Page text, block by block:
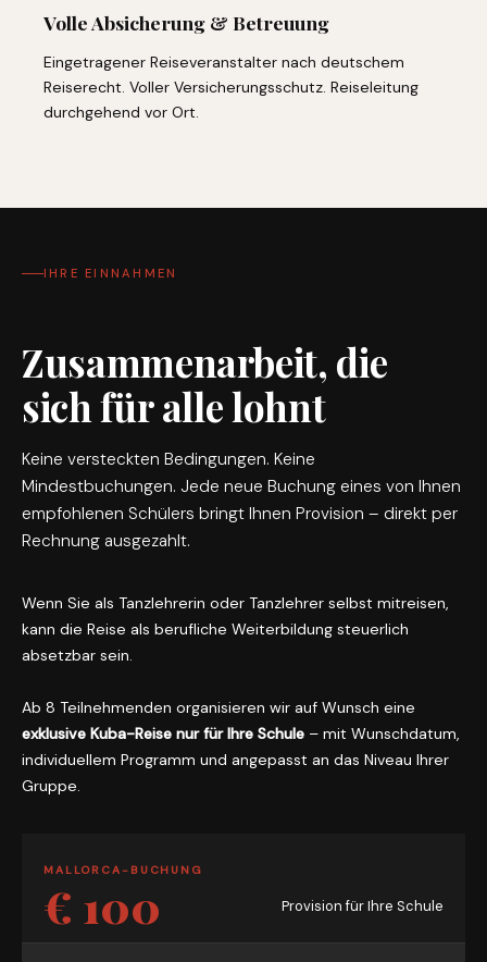
Volle Absicherung & Betreuung
Eingetragener Reiseveranstalter nach deutschem
Reiserecht. Voller Versicherungsschutz. Reiseleitung
durchgehend vor Ort.
IHRE EINNAHMEN
Zusammenarbeit, die
sich für alle lohnt
Keine versteckten Bedingungen. Keine
Mindestbuchungen. Jede neue Buchung eines von Ihnen
empfohlenen Schülers bringt Ihnen Provision – direkt per
Rechnung ausgezahlt.
Wenn Sie als Tanzlehrerin oder Tanzlehrer selbst mitreisen,
kann die Reise als berufliche Weiterbildung steuerlich
absetzbar sein.
Ab 8 Teilnehmenden organisieren wir auf Wunsch eine
exklusive Kuba-Reise nur für Ihre Schule – mit Wunschdatum,
individuellem Programm und angepasst an das Niveau Ihrer
Gruppe.
MALLORCA-BUCHUNG
€ 100 Provision für Ihre Schule